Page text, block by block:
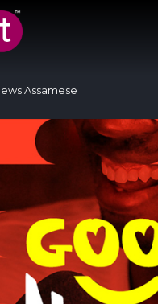
Assamese